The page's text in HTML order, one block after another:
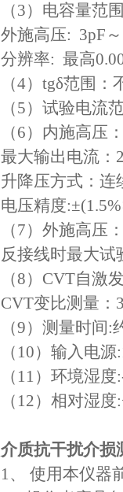
（3）电容量范
外施高压: 3pF
分辨率: 最高
（4）tgδ范围
（5）试验电流
（6）内施高压
最大输出电流：
升降压方式：连
电压精度
（7）外施高压
反接线时最大试
（8）CVT自激
CVT变比测量：
（9）测量时间
（10）输入电
（11）环境湿
（12）相对湿度
介质抗干扰介损
1、 使用本仪器